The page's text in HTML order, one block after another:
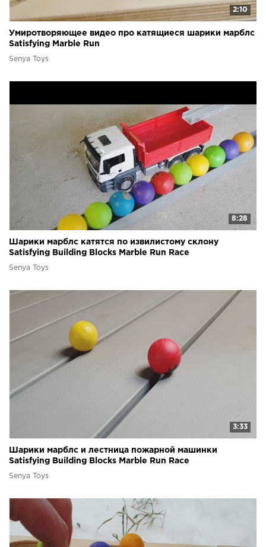
2:10
Умиротворяющее видео про катящиеся шарики марблс
Satisfying Marble Run
Senya Toys
8:28
Шарики марблс катятся по извилистому склону
Satisfying Building Blocks Marble Run Race
Senya Toys
3:33
Шарики марблс и лестница пожарной машинки
Satisfying Building Blocks Marble Run Race
Senya Toys